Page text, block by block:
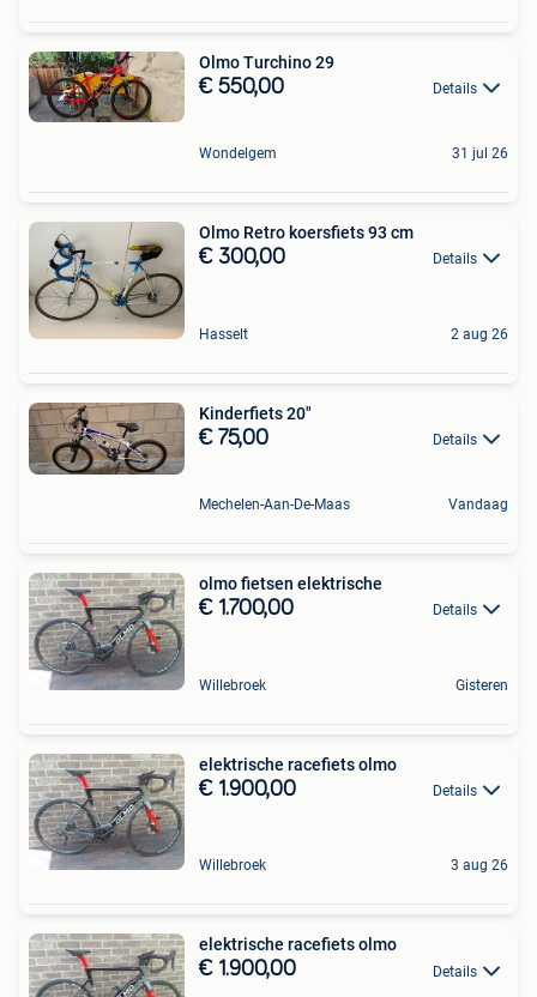
Olmo Turchino 29
€ 550,00 Details
Wondelgem 31 jul 26
Olmo Retro koersfiets 93 cm
€ 300,00 Details
Hasselt 2 aug 26
Kinderfiets 20"
€ 75,00 Details
Mechelen-Aan-De-Maas Vandaag
olmo fietsen elektrische
€ 1.700,00 Details
Willebroek Gisteren
elektrische racefiets olmo
€ 1.900,00 Details
Willebroek 3 aug 26
elektrische racefiets olmo
€ 1.900,00 Details